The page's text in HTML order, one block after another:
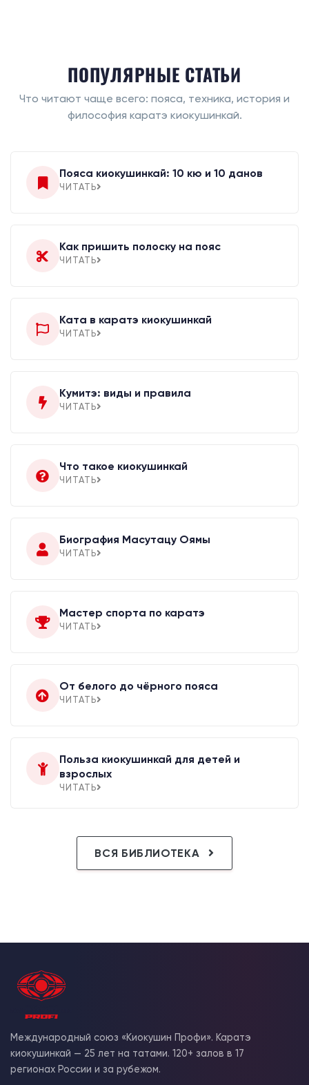
ПОПУЛЯРНЫЕ СТАТЬИ
Что читают чаще всего: пояса, техника, история и
философия каратэ киокушинкай.
Пояса киокушинкай: 10 кю и 10 данов
ЧИТАТЬ
Как пришить полоску на пояс
ЧИТАТЬ
Ката в каратэ киокушинкай
ЧИТАТЬ
Кумитэ: виды и правила
ЧИТАТЬ
Что такое киокушинкай
ЧИТАТЬ
Биография Масутацу Оямы
ЧИТАТЬ
Мастер спорта по каратэ
ЧИТАТЬ
От белого до чёрного пояса
ЧИТАТЬ
Польза киокушинкай для детей и
взрослых
ЧИТАТЬ
ВСЯ БИБЛИОТЕКА
Международный союз «Киокушин Профи». Каратэ
киокушинкай — 25 лет на татами. 120+ залов в 17
регионах России и за рубежом.